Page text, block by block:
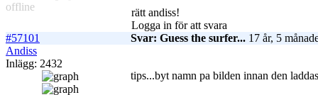
offline
rätt andiss!
Logga in för att svara
#57101
Svar: Guess the surfer... 17 år, 5
Andiss
Inlägg: 2432
tips...byt namn pa bilden innan den